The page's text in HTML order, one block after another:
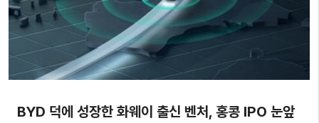
BYD 덕에 성장한 화웨이 출신 벤처, 홍콩 IPO 눈앞